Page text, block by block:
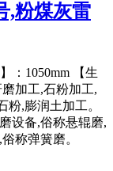
,粉煤灰雷
：1050mm 【生
加工,石粉加工,
,膨润土加工。
设备,俗称悬辊磨,
称弹簧磨。